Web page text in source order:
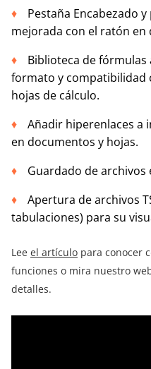
Pestaña Encabezado
mejorada con el ratón en
Biblioteca de
formato y compatibilidad
hojas de cálculo.
Añadir hiperenlaces a
en documentos y hojas.
Guardado de
Apertura de archivos
tabulaciones) para su
Lee el artículo para conocer
funciones o mira nuestro
detalles.